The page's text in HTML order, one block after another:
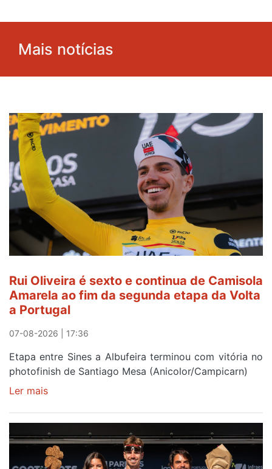
Mais notícias
Rui Oliveira é sexto e continua de Camisola
Amarela ao fim da segunda etapa da Volta
a Portugal
07-08-2026 | 17:36
Etapa entre Sines a Albufeira terminou com vitória no
photofinish de Santiago Mesa (Anicolor/Campicarn)
Ler mais
Oliveira
é
sexto
e